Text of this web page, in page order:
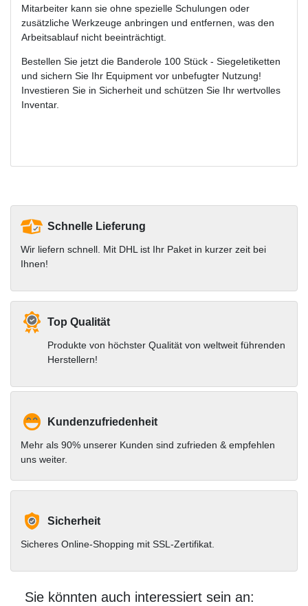
Mitarbeiter kann sie ohne spezielle Schulungen oder
zusätzliche Werkzeuge anbringen und entfernen, was den
Arbeitsablauf nicht beeinträchtigt.
Bestellen Sie jetzt die Banderole 100 Stück - Siegeletiketten
und sichern Sie Ihr Equipment vor unbefugter Nutzung!
Investieren Sie in Sicherheit und schützen Sie Ihr wertvolles
Inventar.
Schnelle Lieferung
Wir liefern schnell. Mit DHL ist Ihr Paket in kurzer zeit bei
Ihnen!
Top Qualität
Produkte von höchster Qualität von weltweit führenden
Herstellern!
Kundenzufriedenheit
Mehr als 90% unserer Kunden sind zufrieden & empfehlen
uns weiter.
Sicherheit
Sicheres Online-Shopping mit SSL-Zertifikat.
Sie könnten auch interessiert sein an: